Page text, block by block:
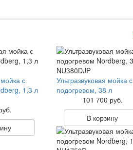
с
1,3 л
Ультразвуковая мойка с
подогревом, 38 л
101 700 руб.
В корзину